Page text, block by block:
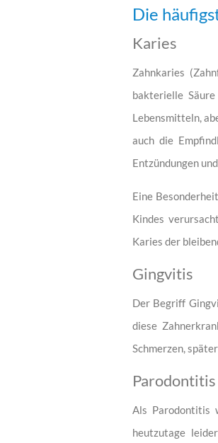
Die
Karies
Zahnkaries
bakterielle
Lebensmitteln,
auch die
Entzündungen
Eine
Kindes
Karies der
Gingvitis
Der Begriff
diese
Schmerzen,
Parodontitis
Als Parodontitis
heutzutage